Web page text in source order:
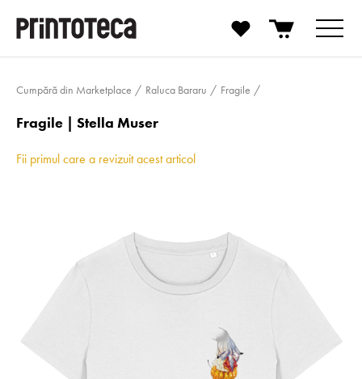
Cumpără din Marketplace Raluca Bararu Fragile
Fragile | Stella Muser
Fii primul care a revizuit acest articol